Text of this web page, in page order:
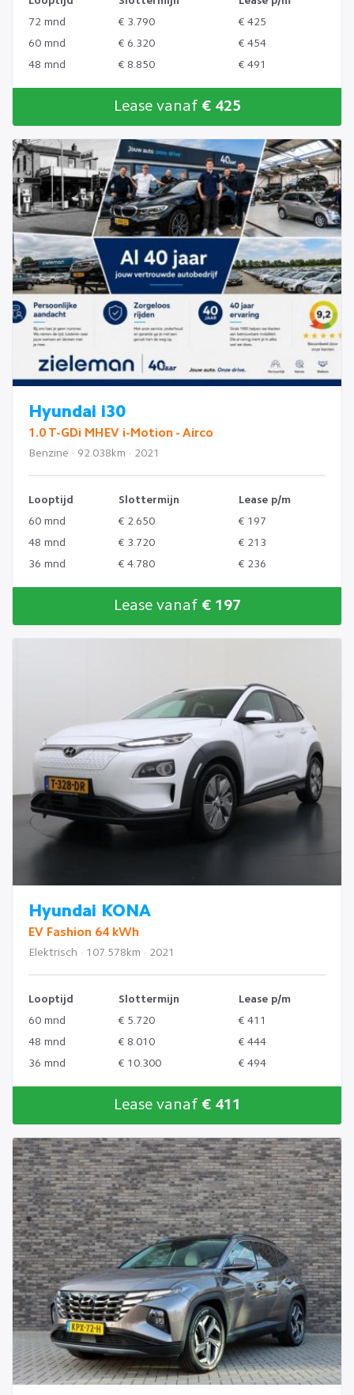
72 mnd
€ 3.790
€ 425
60 mnd
€ 6.320
€ 454
48 mnd
€ 8.850 € 491
Lease vanaf € 425
Hyundai i30
1.0 T-GDi MHEV i-Motion - Airco
Benzine · 92.038km · 2021
Looptijd Slottermijn
Lease p/m
60 mnd
€ 2.650
€ 197
48 mnd
€ 3.720
€ 213
36 mnd
€ 4.780 € 236
Lease vanaf € 197
Hyundai KONA
EV Fashion 64 kWh
Elektrisch · 107.578km · 2021
Looptijd Slottermijn
Lease p/m
60 mnd
€ 5.720
€ 411
48 mnd
€ 8.010
€ 444
36 mnd
€ 10.300 € 494
Lease vanaf € 411